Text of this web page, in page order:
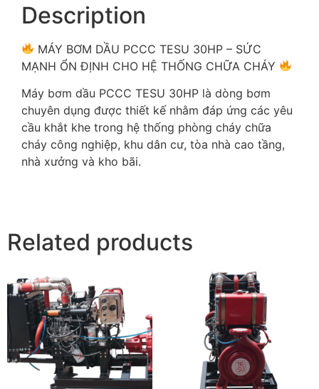
Description
MÁY BƠM DẦU PCCC TESU 30HP – SỨC
MẠNH ỔN ĐỊNH CHO HỆ THỐNG CHỮA CHÁY
Máy bơm dầu PCCC TESU 30HP là dòng bơm
chuyên dụng được thiết kế nhằm đáp ứng các yêu
cầu khắt khe trong hệ thống phòng cháy chữa
cháy công nghiệp, khu dân cư, tòa nhà cao tầng,
nhà xưởng và kho bãi.
Related products